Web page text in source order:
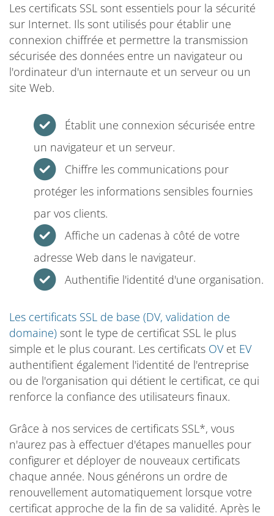
Les certificats SSL sont essentiels pour la sécurité
sur Internet. Ils sont utilisés pour établir une
connexion chiffrée et permettre la transmission
sécurisée des données entre un navigateur ou
l'ordinateur d'un internaute et un serveur ou un
site Web.
Établit une connexion sécurisée entre
un navigateur et un serveur.
Chiffre les communications pour
protéger les informations sensibles fournies
par vos clients.
Affiche un cadenas à côté de votre
adresse Web dans le navigateur.
Authentifie l'identité d'une organisation.
Les certificats SSL de base (DV, validation de
domaine) sont le type de certificat SSL le plus
simple et le plus courant. Les certificats OVet EV
authentifient également l'identité de l'entreprise
ou de l'organisation qui détient le certificat, ce qui
renforce la confiance des utilisateurs finaux.
Grâce à nos services de certificats SSL*, vous
n'aurez pas à effectuer d'étapes manuelles pour
configurer et déployer de nouveaux certificats
chaque année. Nous générons un ordre de
renouvellement automatiquement lorsque votre
certificat approche de la fin de sa validité. Après le